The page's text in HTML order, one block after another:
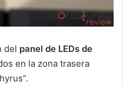
del panel de LEDs de
en la zona trasera